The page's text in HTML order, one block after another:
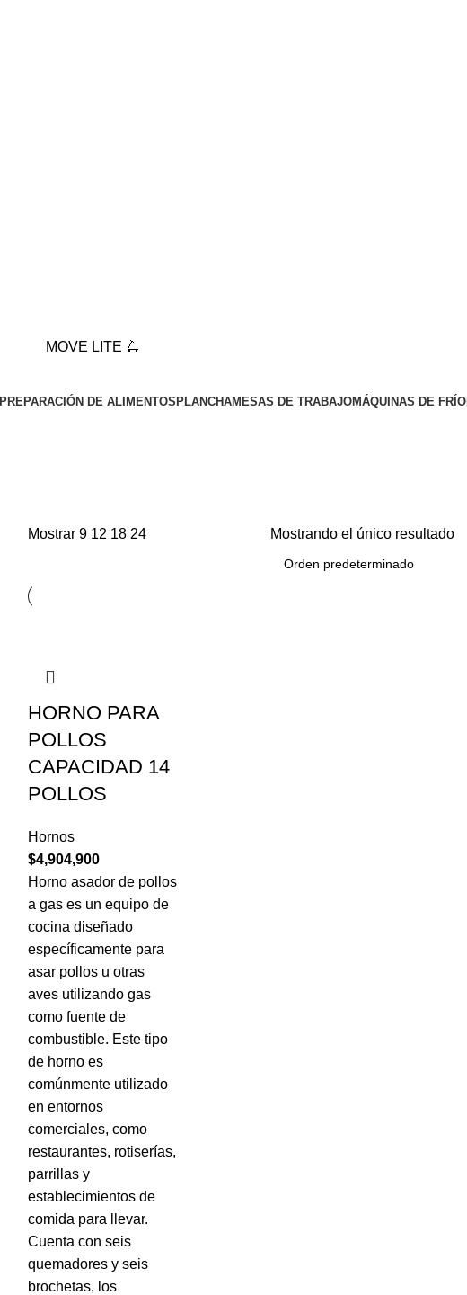
MOVE LITE 🛴
PREPARACIÓN DE ALIMENTOS PLANCHAMESAS DE TRABAJOMÁQUINAS DE FRÍO
Mostrar 9 12 18 24 Mostrando el único resultado
HORNO PARA
POLLOS
CAPACIDAD 14
POLLOS
Hornos
$4,904,900
Horno asador de pollos
a gas es un equipo de
cocina diseñado
específicamente para
asar pollos u otras
aves utilizando gas
como fuente de
combustible. Este tipo
de horno es
comúnmente utilizado
en entornos
comerciales, como
restaurantes, rotiserías,
parrillas y
establecimientos de
comida para llevar.
Cuenta con seis
quemadores y seis
brochetas, los